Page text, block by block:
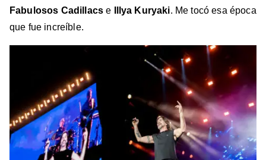
Fabulosos Cadillacs e Illya Kuryaki. Me tocó esa época
que fue increíble.